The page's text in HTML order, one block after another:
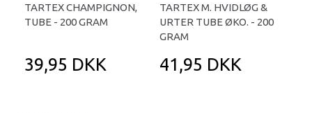
TARTEX CHAMPIGNON,
TUBE - 200 GRAM
39,95 DKK
TARTEX M. HVIDLØG &
URTER TUBE ØKO. - 200
GRAM
41,95 DKK